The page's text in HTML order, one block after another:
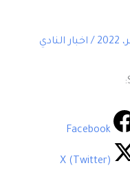
/ اخبار النادي
Facebook
X (Twitter)